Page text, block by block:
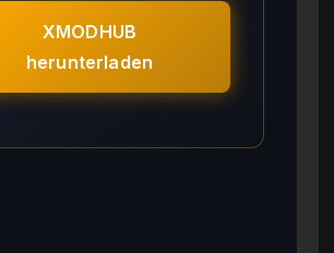
XMODHUB
herunterladen